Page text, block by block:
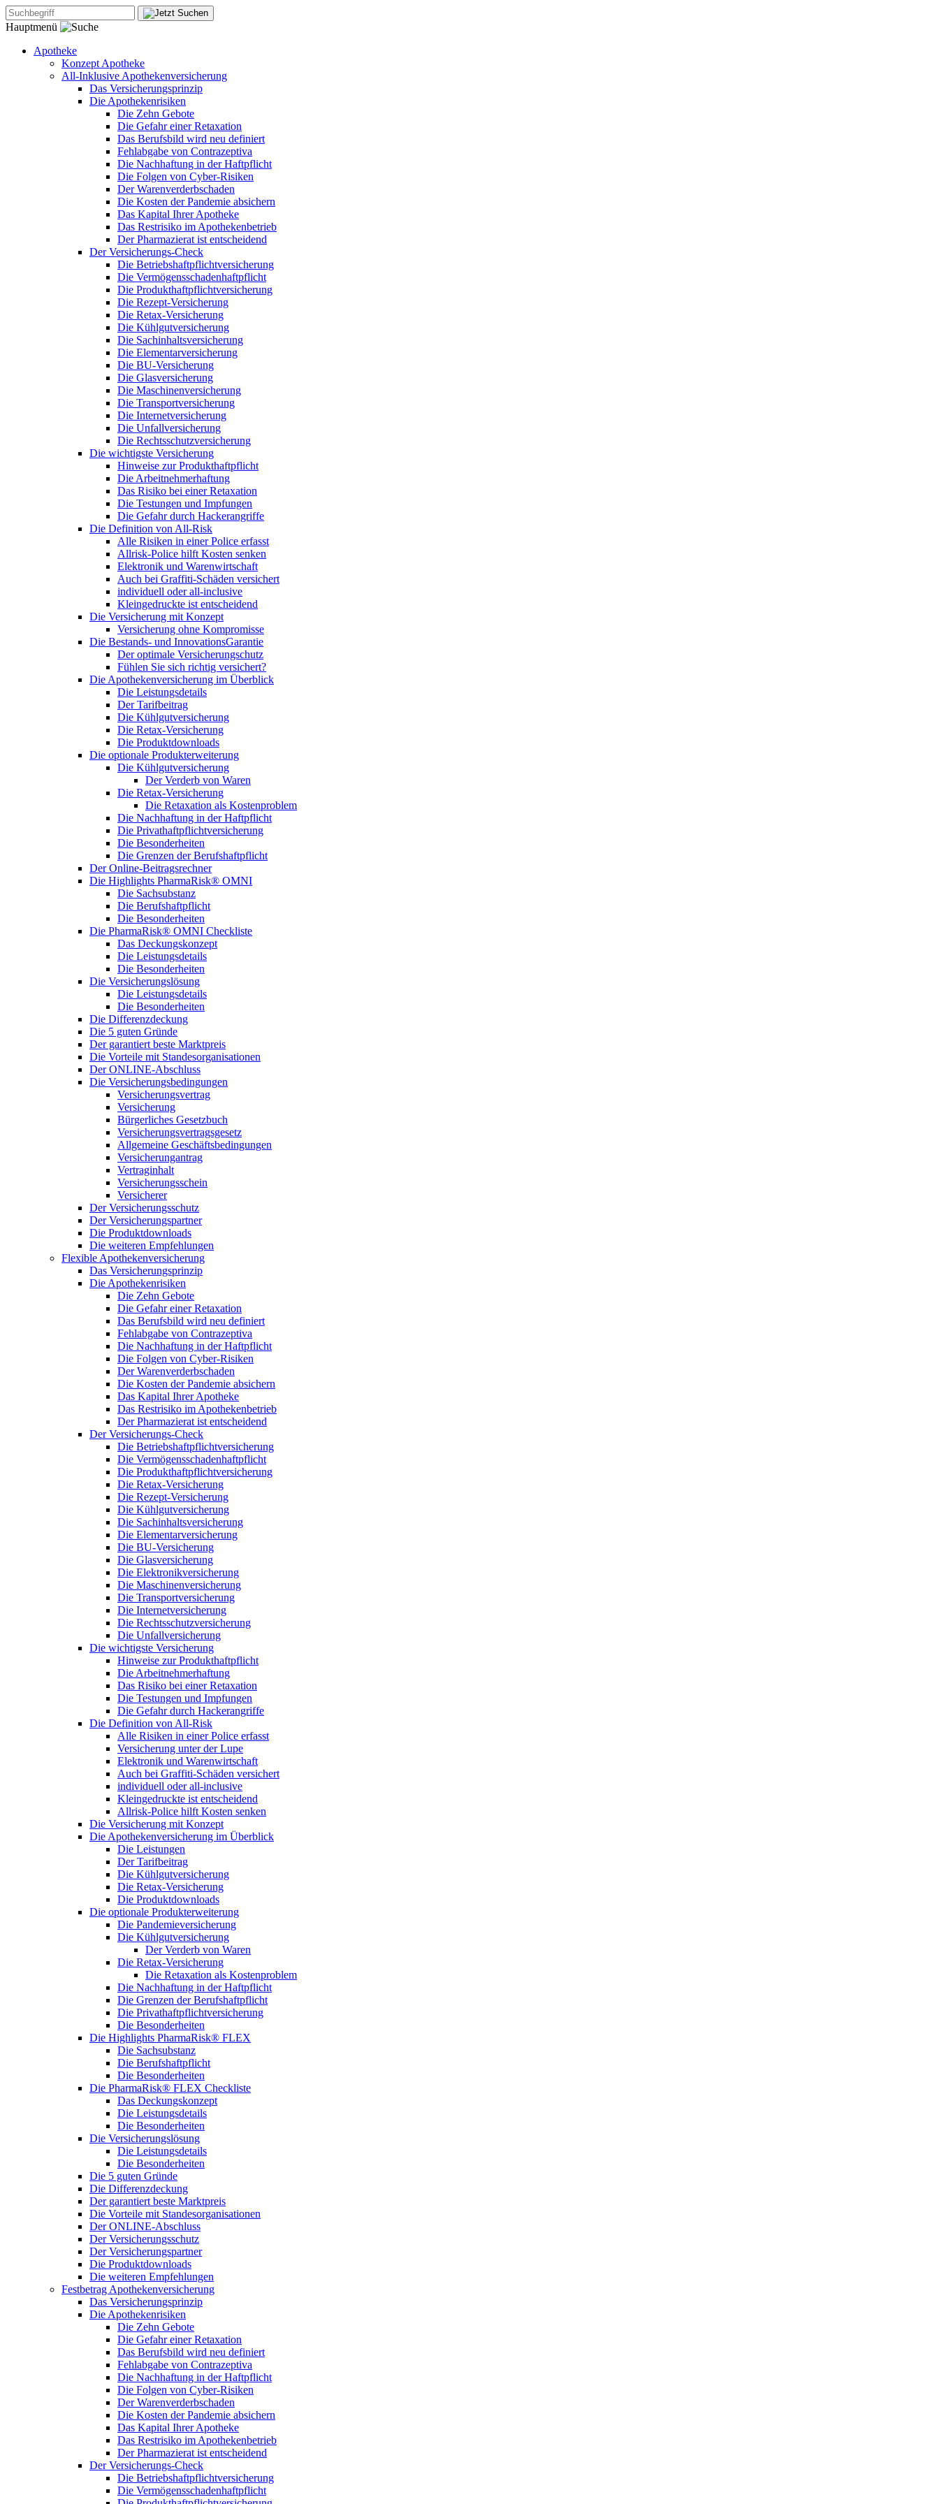
Hauptmenü
Apotheke
Konzept Apotheke
All-Inklusive Apothekenversicherung
Das Versicherungsprinzip
Die Apothekenrisiken
Die Zehn Gebote
Die Gefahr einer Retaxation
Das Berufsbild wird neu definiert
Fehlabgabe von Contrazeptiva
Die Nachhaftung in der Haftpflicht
Die Folgen von Cyber-Risiken
Der Warenverderbschaden
Die Kosten der Pandemie absichern
Das Kapital Ihrer Apotheke
Das Restrisiko im Apothekenbetrieb
Der Pharmazierat ist entscheidend
Der Versicherungs-Check
Die Betriebshaftpflichtversicherung
Die Vermögensschadenhaftpflicht
Die Produkthaftpflichtversicherung
Die Rezept-Versicherung
Die Retax-Versicherung
Die Kühlgutversicherung
Die Sachinhaltsversicherung
Die Elementarversicherung
Die BU-Versicherung
Die Glasversicherung
Die Maschinenversicherung
Die Transportversicherung
Die Internetversicherung
Die Unfallversicherung
Die Rechtsschutzversicherung
Die wichtigste Versicherung
Hinweise zur Produkthaftpflicht
Die Arbeitnehmerhaftung
Das Risiko bei einer Retaxation
Die Testungen und Impfungen
Die Gefahr durch Hackerangriffe
Die Definition von All-Risk
Alle Risiken in einer Police erfasst
Allrisk-Police hilft Kosten senken
Elektronik und Warenwirtschaft
Auch bei Graffiti-Schäden versichert
individuell oder all-inclusive
Kleingedruckte ist entscheidend
Die Versicherung mit Konzept
Versicherung ohne Kompromisse
Die Bestands- und InnovationsGarantie
Der optimale Versicherungschutz
Fühlen Sie sich richtig versichert?
Die Apothekenversicherung im Überblick
Die Leistungsdetails
Der Tarifbeitrag
Die Kühlgutversicherung
Die Retax-Versicherung
Die Produktdownloads
Die optionale Produkterweiterung
Die Kühlgutversicherung
Der Verderb von Waren
Die Retax-Versicherung
Die Retaxation als Kostenproblem
Die Nachhaftung in der Haftpflicht
Die Privathaftpflichtversicherung
Die Besonderheiten
Die Grenzen der Berufshaftpflicht
Der Online-Beitragsrechner
Die Highlights PharmaRisk® OMNI
Die Sachsubstanz
Die Berufshaftpflicht
Die Besonderheiten
Die PharmaRisk® OMNI Checkliste
Das Deckungskonzept
Die Leistungsdetails
Die Besonderheiten
Die Versicherungslösung
Die Leistungsdetails
Die Besonderheiten
Die Differenzdeckung
Die 5 guten Gründe
Der garantiert beste Marktpreis
Die Vorteile mit Standesorganisationen
Der ONLINE-Abschluss
Die Versicherungsbedingungen
Versicherungsvertrag
Versicherung
Bürgerliches Gesetzbuch
Versicherungsvertragsgesetz
Allgemeine Geschäftsbedingungen
Versicherungantrag
Vertraginhalt
Versicherungsschein
Versicherer
Der Versicherungsschutz
Der Versicherungspartner
Die Produktdownloads
Die weiteren Empfehlungen
Flexible Apothekenversicherung
Das Versicherungsprinzip
Die Apothekenrisiken
Die Zehn Gebote
Die Gefahr einer Retaxation
Das Berufsbild wird neu definiert
Fehlabgabe von Contrazeptiva
Die Nachhaftung in der Haftpflicht
Die Folgen von Cyber-Risiken
Der Warenverderbschaden
Die Kosten der Pandemie absichern
Das Kapital Ihrer Apotheke
Das Restrisiko im Apothekenbetrieb
Der Pharmazierat ist entscheidend
Der Versicherungs-Check
Die Betriebshaftpflichtversicherung
Die Vermögensschadenhaftpflicht
Die Produkthaftpflichtversicherung
Die Retax-Versicherung
Die Rezept-Versicherung
Die Kühlgutversicherung
Die Sachinhaltsversicherung
Die Elementarversicherung
Die BU-Versicherung
Die Glasversicherung
Die Elektronikversicherung
Die Maschinenversicherung
Die Transportversicherung
Die Internetversicherung
Die Rechtsschutzversicherung
Die Unfallversicherung
Die wichtigste Versicherung
Hinweise zur Produkthaftpflicht
Die Arbeitnehmerhaftung
Das Risiko bei einer Retaxation
Die Testungen und Impfungen
Die Gefahr durch Hackerangriffe
Die Definition von All-Risk
Alle Risiken in einer Police erfasst
Versicherung unter der Lupe
Elektronik und Warenwirtschaft
Auch bei Graffiti-Schäden versichert
individuell oder all-inclusive
Kleingedruckte ist entscheidend
Allrisk-Police hilft Kosten senken
Die Versicherung mit Konzept
Die Apothekenversicherung im Überblick
Die Leistungen
Der Tarifbeitrag
Die Kühlgutversicherung
Die Retax-Versicherung
Die Produktdownloads
Die optionale Produkterweiterung
Die Pandemieversicherung
Die Kühlgutversicherung
Der Verderb von Waren
Die Retax-Versicherung
Die Retaxation als Kostenproblem
Die Nachhaftung in der Haftpflicht
Die Grenzen der Berufshaftpflicht
Die Privathaftpflichtversicherung
Die Besonderheiten
Die Highlights PharmaRisk® FLEX
Die Sachsubstanz
Die Berufshaftpflicht
Die Besonderheiten
Die PharmaRisk® FLEX Checkliste
Das Deckungskonzept
Die Leistungsdetails
Die Besonderheiten
Die Versicherungslösung
Die Leistungsdetails
Die Besonderheiten
Die 5 guten Gründe
Die Differenzdeckung
Der garantiert beste Marktpreis
Die Vorteile mit Standesorganisationen
Der ONLINE-Abschluss
Der Versicherungsschutz
Der Versicherungspartner
Die Produktdownloads
Die weiteren Empfehlungen
Festbetrag Apothekenversicherung
Das Versicherungsprinzip
Die Apothekenrisiken
Die Zehn Gebote
Die Gefahr einer Retaxation
Das Berufsbild wird neu definiert
Fehlabgabe von Contrazeptiva
Die Nachhaftung in der Haftpflicht
Die Folgen von Cyber-Risiken
Der Warenverderbschaden
Die Kosten der Pandemie absichern
Das Kapital Ihrer Apotheke
Das Restrisiko im Apothekenbetrieb
Der Pharmazierat ist entscheidend
Der Versicherungs-Check
Die Betriebshaftpflichtversicherung
Die Vermögensschadenhaftpflicht